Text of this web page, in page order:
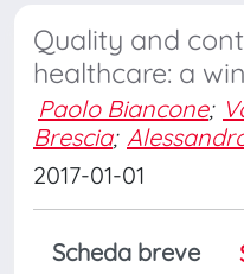
Quality and
healthcare: a
Paolo Biancone;
Brescia;
2017-01-01
Scheda breve